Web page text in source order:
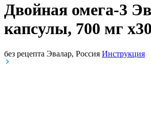
Двойная омега-3
капсулы, 700 мг x30
без рецепта Эвалар, Россия Инструкция